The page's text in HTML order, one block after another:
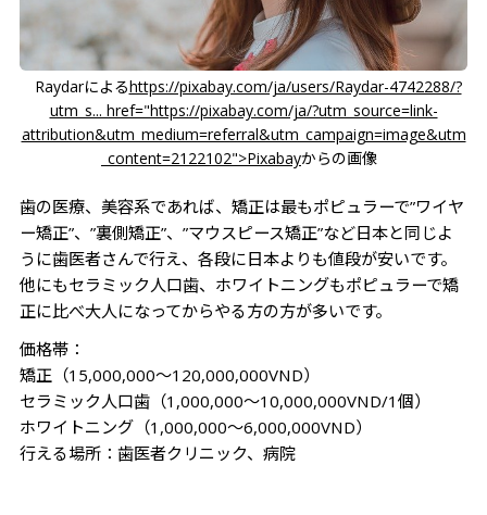
Raydarによるhttps://pixabay.com/ja/users/Raydar-4742288/?
utm_s... href="https://pixabay.com/ja/?utm_source=link-
attribution&utm_medium=referral&utm_campaign=image&utm
_content=2122102">Pixabayからの画像
歯の医療、美容系であれば、矯正は最もポピュラーで”ワイヤ
ー矯正”、”裏側矯正”、”マウスピース矯正”など日本と同じよ
うに歯医者さんで行え、各段に日本よりも値段が安いです。
他にもセラミック人口歯、ホワイトニングもポピュラーで矯
正に比べ大人になってからやる方の方が多いです。
価格帯：
矯正（15,000,000～120,000,000VND）
セラミック人口歯（1,000,000～10,000,000VND/1個）
ホワイトニング（1,000,000～6,000,000VND）
行える場所：歯医者クリニック、病院